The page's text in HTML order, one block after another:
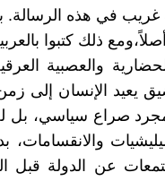
غريب في هذه
ذلك كتبوا
والعصبية
يعيد الإنسان إلى زمن
مجرد صراع سياسي، بل
والانقسامات،
عن الدولة قبل